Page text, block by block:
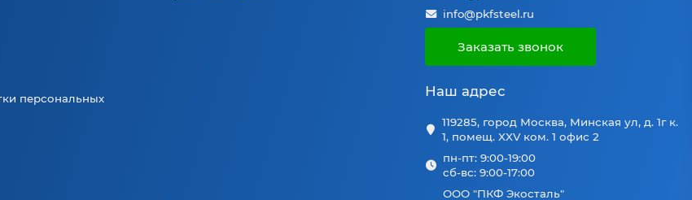
персональных
info@pkfsteel.ru
Заказать звонок
Наш адрес
119285, город Москва, Минская ул, д. 1г к.
1, помещ. XXV ком. 1 офис 2
пн-пт: 9:00-19:00
сб-вс: 9:00-17:00
ООО "ПКФ Экосталь"